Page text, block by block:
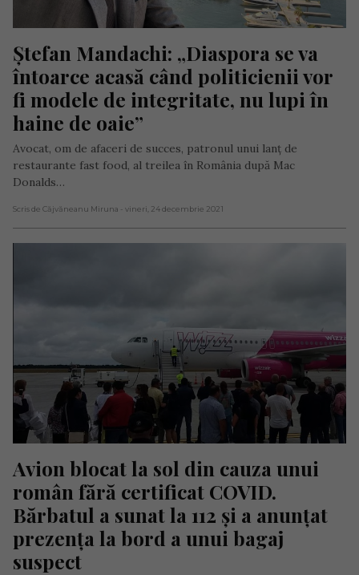
Ștefan Mandachi: „Diaspora se va
întoarce acasă când politicienii vor
fi modele de integritate, nu lupi în
haine de oaie”
Avocat, om de afaceri de succes, patronul unui lanț de
restaurante fast food, al treilea în România după Mac
Donalds…
Scris de Căjvăneanu Miruna - vineri, 24 decembrie 2021
Avion blocat la sol din cauza unui
român fără certificat COVID.
Bărbatul a sunat la 112 și a anunțat
prezența la bord a unui bagaj
suspect